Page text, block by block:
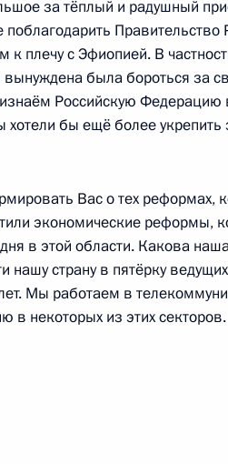
прессы по итогам
за тёплый и радушный
Правительство
к плечу с Эфиопией. В
вынуждена была бороться за
Российскую Федерацию
бы ещё более укрепить
Вас о тех реформах,
экономические реформы,
в этой области. Какова
страну в пятёрку ведущих
Мы работаем в
в некоторых из этих секторов.